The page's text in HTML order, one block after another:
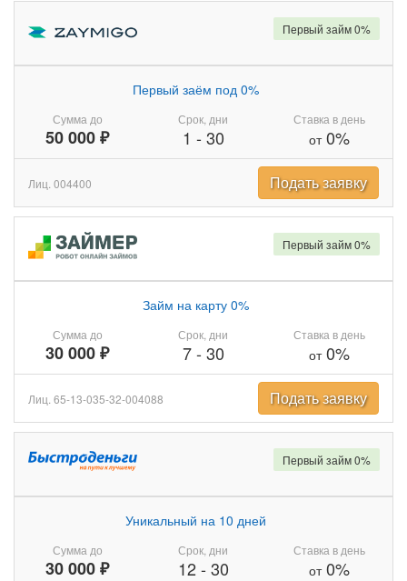
Сумма до
50 000 ₽
Первый заём под 0%
Срок, дни
1 - 30
Ставка в день
от0%
Первый займ 0%
Лиц. 004400 Подать заявку
Сумма до
30 000 ₽
Займ на карту 0%
Срок, дни
7- 30
Ставка в день
от0%
Первый займ 0%
Лиц. 65-13-035-32-004088 Подать заявку
Сумма до
30 000 ₽
Уникальный на 10 дней
Срок, дни
12- 30
Ставка в день
от0%
Первый займ 0%